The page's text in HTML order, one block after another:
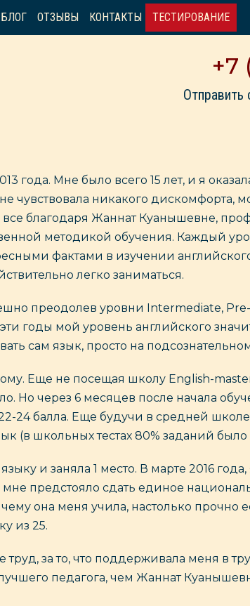
БЛОГ ОТЗЫВЫ КОНТАКТЫ ТЕСТИРОВАНИЕ
+7
Отправить
года. Мне было всего 15 лет, и я
чувствовала никакого дискомфорта,
благодаря Жаннат Куанышевне,
методикой обучения. Каждый
фактами в изучении
легко заниматься.
преодолев уровни Intermediate,
годы мой уровень английского
сам язык, просто на
Еще не посещая школу English-
Но через 6 месяцев после начала
24 балла. Еще будучи в средней
(в школьных тестах 80% заданий было
и заняла 1 место. В марте 2016 года,
предстояло сдать единое
она меня учила, настолько прочно
из 25.
за то, что поддерживала меня в
педагога, чем Жаннат